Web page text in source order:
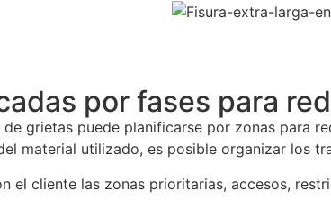
por fases para
grietas puede planificarse por zonas
material utilizado, es posible organizar los
el cliente las zonas prioritarias, accesos,